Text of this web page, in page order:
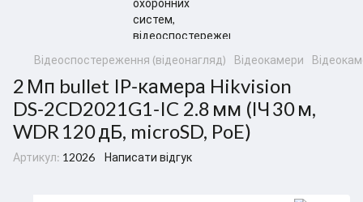
Відеоспостереження (відеонагляд) Відеокамери
2 Мп bullet IP‑камера Hikvision
DS‑2CD2021G1‑IC 2.8 мм (ІЧ 30 м,
WDR 120 дБ, microSD, PoE)
Артикул: 12026 Написати відгук